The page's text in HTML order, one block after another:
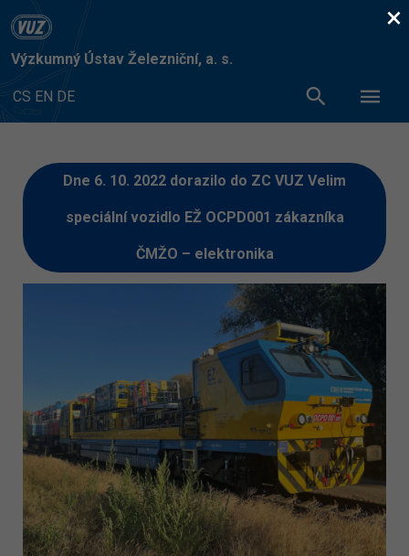
Výzkumný Ústav Železniční, a. s.
CS EN DE
Dne 6. 10. 2022 dorazilo do ZC VUZ Velim
speciální vozidlo EŽ OCPD001 zákazníka
ČMŽO – elektronika
×